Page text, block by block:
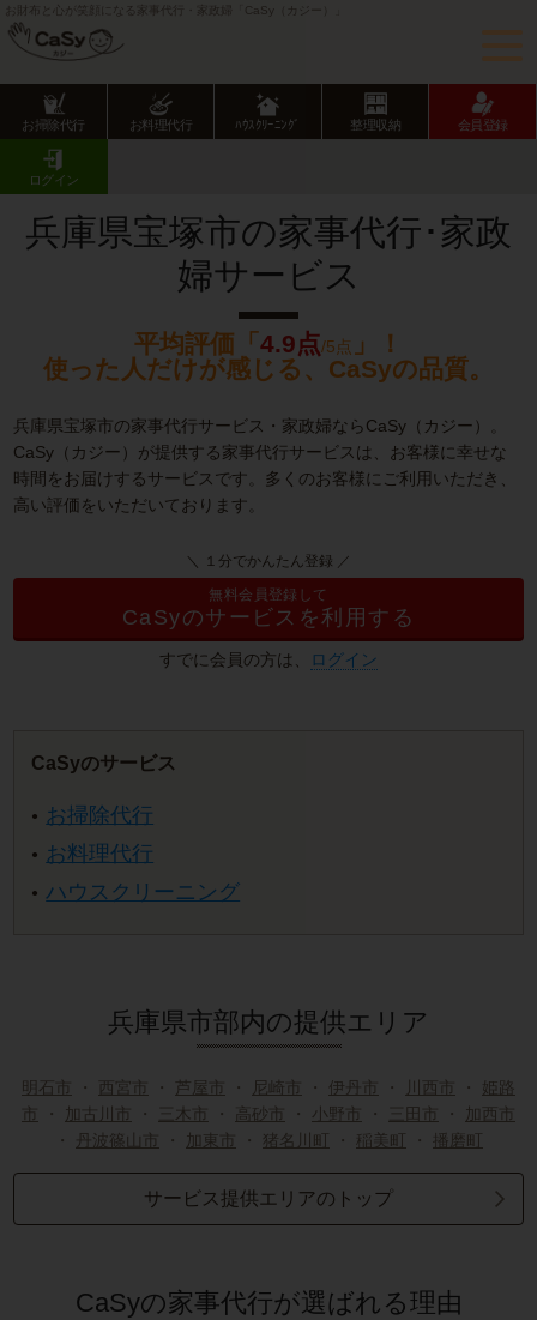
お財布と心が笑顔になる家事代行・家政婦「CaSy（カジー）」
お掃除代行 お料理代行 ﾊｳｽｸﾘｰﾆﾝｸﾞ 整理収納 会員登録
ログイン
CaSy TOP
宝塚市の家事代行･家政婦サービス
兵庫県宝塚市の家事代行･家政
婦サービス
平均評価「 4.9点/5点
」！
使った人だけが感じる、CaSyの品質。
兵庫県宝塚市の家事代行サービス・家政婦ならCaSy（カジー）。
CaSy（カジー）が提供する家事代行サービスは、お客様に幸せな
時間をお届けするサービスです。多くのお客様にご利用いただき、
高い評価をいただいております。
＼ １分でかんたん登録 ／
無料会員登録して
CaSyのサービスを利用する
すでに会員の方は、 ログイン
CaSyのサービス
お掃除代行
お料理代行
ハウスクリーニング
兵庫県市部内の提供エリア
明石市 ・ 西宮市 ・ 芦屋市 ・ 尼崎市 ・ 伊丹市 ・ 川西市 ・ 姫路
市
・ 加古川市 ・ 三木市 ・ 高砂市 ・ 小野市 ・ 三田市 ・ 加西市
・
丹波篠山市 ・ 加東市 ・ 猪名川町 ・ 稲美町 ・ 播磨町
サービス提供エリアのトップ
CaSyの家事代行が選ばれる理由